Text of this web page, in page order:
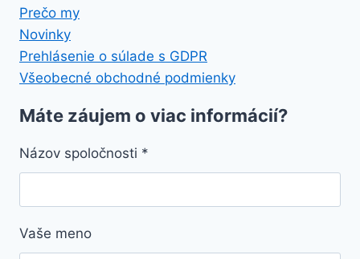
Prečo my
Novinky
Prehlásenie o súlade s GDPR
Všeobecné obchodné podmienky
Máte záujem o viac informácií?
Názov spoločnosti *
Vaše meno